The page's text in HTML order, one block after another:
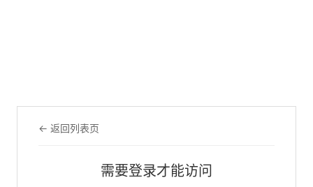
← 返回列表页
需要登录才能访问